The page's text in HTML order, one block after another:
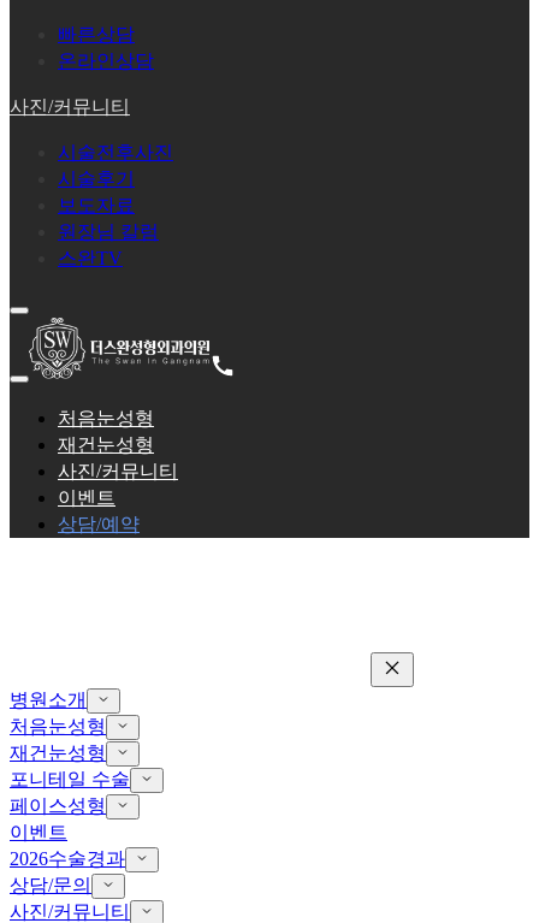
빠른상담
온라인상담
사진/커뮤니티
시술전후사진
시술후기
보도자료
원장님 칼럼
스완TV
처음눈성형
재건눈성형
사진/커뮤니티
이벤트
상담/예약
병원소개
처음눈성형
재건눈성형
포니테일 수술
페이스성형
이벤트
2026수술경과
상담/문의
사진/커뮤니티